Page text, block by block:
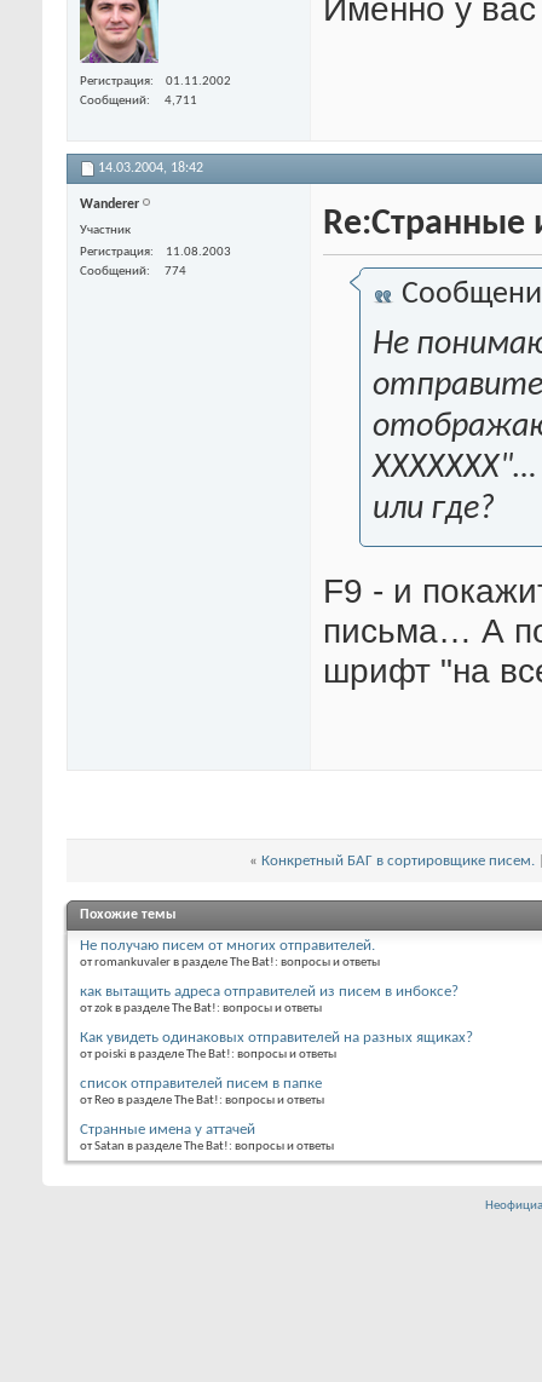
Регистрация
01.11.2002
Сообщений
4,711
Именно у
14.03.2004, 18:42
Wanderer
Участник
Регистрация
11.08.2003
Сообщений
774
Re:Странные
Не
или где?
F9 - и
письма… А
шрифт "на
« Конкретный БАГ в сортировщике писем.
Похожие темы
Не получаю писем от многих отправителей.
от romankuvaler в разделе The Bat!: вопросы и ответы
как вытащить адреса отправителей из писем в инбоксе?
от zok в разделе The Bat!: вопросы и ответы
Как увидеть одинаковых отправителей на разных ящиках?
от poiski в разделе The Bat!: вопросы и ответы
список отправителей писем в папке
от Reo в разделе The Bat!: вопросы и ответы
Странные имена у аттачей
от Satan в разделе The Bat!: вопросы и ответы